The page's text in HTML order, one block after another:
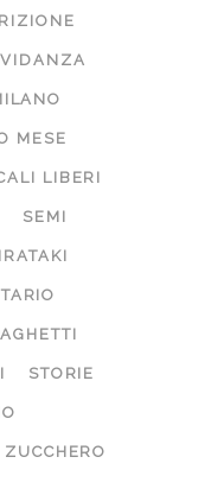
MESE
LIBERI
SEMI
STORIE
ZUCCHERO